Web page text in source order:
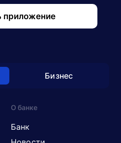
приложение
Бизнес
О банке
Банк